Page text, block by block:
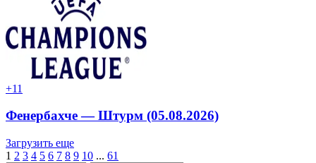
+11
Фенербахче — Штурм (05.08.2026)
Загрузить еще
1 2 3 4 5 6 7 8 9 10 ... 61